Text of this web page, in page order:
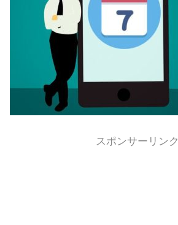
スポンサーリンク